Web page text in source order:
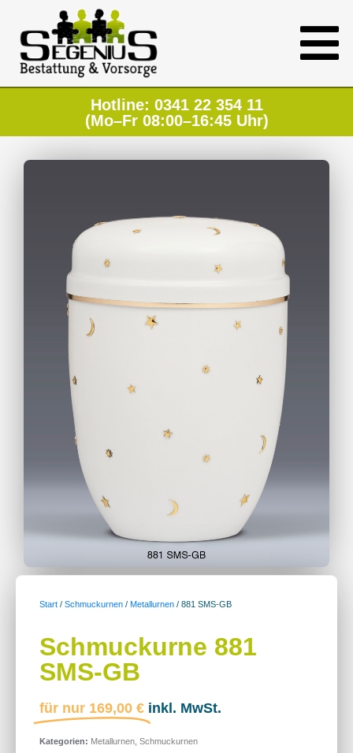
Hotline: 0341 22 354 11
(Mo–Fr 08:00–16:45 Uhr)
Start / Schmuckurnen / Metallurnen / 881 SMS-GB
Schmuckurne 881
SMS-GB
für nur 169,00 € inkl. MwSt.
Kategorien: Metallurnen Schmuckurnen